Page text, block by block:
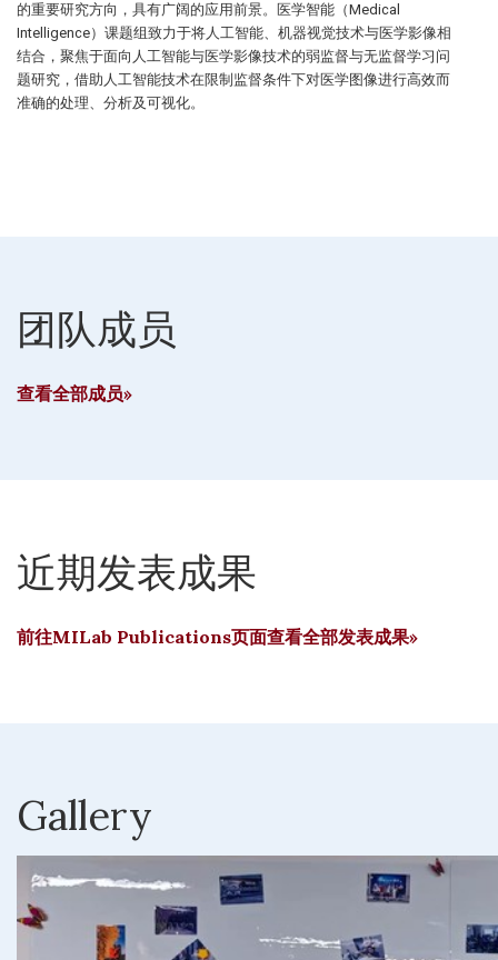
的重要研究方向，具有广阔的应用前景。医学智能（Medical
Intelligence）课题组致力于将人工智能、机器视觉技术与医学影像相
结合，聚焦于面向人工智能与医学影像技术的弱监督与无监督学习问
题研究，借助人工智能技术在限制监督条件下对医学图像进行高效而
准确的处理、分析及可视化。
团队成员
查看全部成员»
近期发表成果
前往MILab Publications页面查看全部发表成果»
Gallery